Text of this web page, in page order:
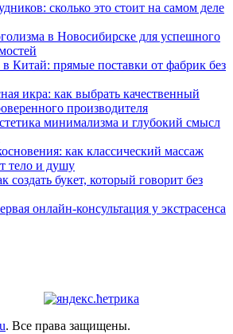
сколько это стоит на самом деле
в Новосибирске для успешного
Китай: прямые поставки от фабрик без
икра: как выбрать качественный
производителя
минимализма и глубокий смысл
как классический массаж
тело и душу
создать букет, который говорит без
онлайн-консультация у экстрасенса
. Все права защищены.